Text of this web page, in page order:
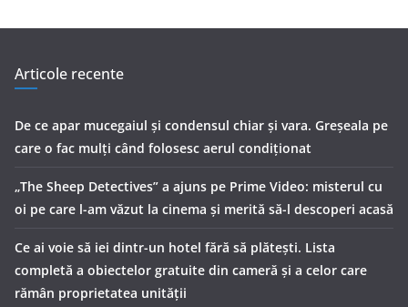
Articole recente
De ce apar mucegaiul și condensul chiar și vara. Greșeala pe
care o fac mulți când folosesc aerul condiționat
„The Sheep Detectives” a ajuns pe Prime Video: misterul cu
oi pe care l-am văzut la cinema și merită să-l descoperi acasă
Ce ai voie să iei dintr-un hotel fără să plătești. Lista
completă a obiectelor gratuite din cameră și a celor care
rămân proprietatea unității